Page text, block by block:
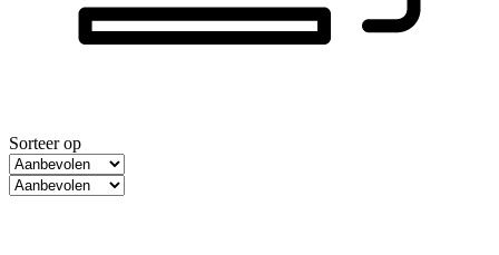
Sorteer op